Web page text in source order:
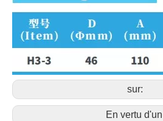
sur:
En vertu